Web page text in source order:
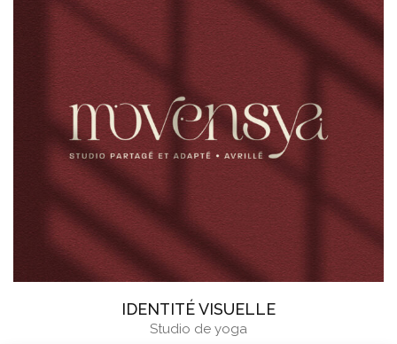
IDENTITÉ VISUELLE
Studio de yoga